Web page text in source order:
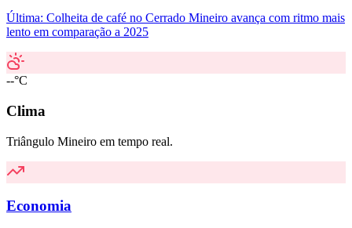
Última: Colheita de café no Cerrado Mineiro avança com ritmo mais
lento em comparação a 2025
--°C
Clima
Triângulo Mineiro em tempo real.
Economia